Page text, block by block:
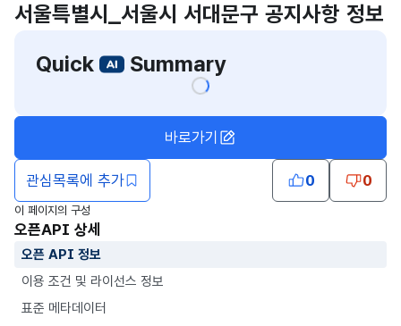
서울특별시_서울시 서대문구 공지사항 정보
Quick
Summary
관심목록에 추가
바로가기
0 0
이 페이지의 구성
오픈API 상세
오픈 API 정보
이용 조건 및 라이선스 정보
표준 메타데이터